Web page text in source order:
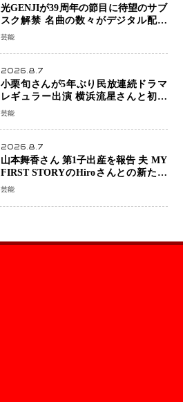
光GENJIが39周年の節目に待望のサブ
スク解禁 名曲の数々がデジタル配信
へ 40周年へ向け1年間で全作品を順次
芸能
2026.8.7
小栗旬さんが5年ぶり民放連続ドラマ
レギュラー出演 横浜流星さんと初共
演『LOST10』で異色バディ結成
芸能
2026.8.7
山本舞香さん 第1子出産を報告 夫 MY
FIRST STORYのHiroさんとの新たな
家族生活「母子ともに健康」
芸能